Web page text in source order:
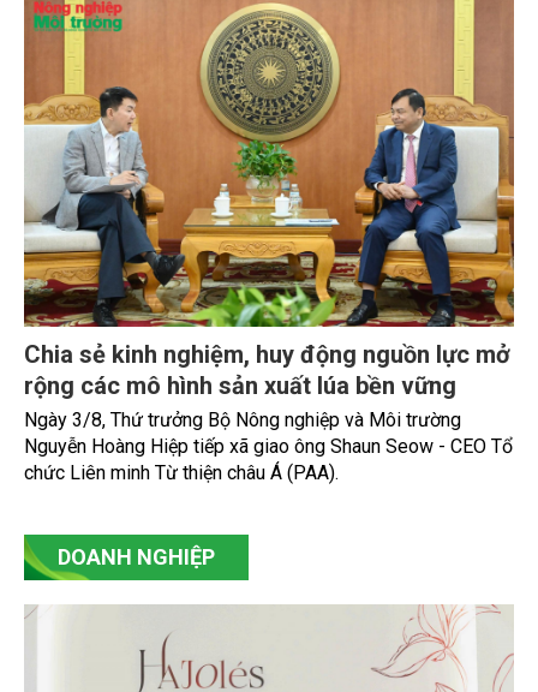
Chia sẻ kinh nghiệm, huy động nguồn lực mở
rộng các mô hình sản xuất lúa bền vững
Ngày 3/8, Thứ trưởng Bộ Nông nghiệp và Môi trường
Nguyễn Hoàng Hiệp tiếp xã giao ông Shaun Seow - CEO Tổ
chức Liên minh Từ thiện châu Á (PAA).
DOANH NGHIỆP